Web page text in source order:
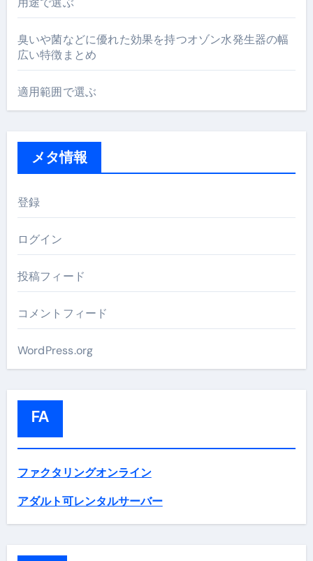
臭いや菌などに優れた効果を持つオゾン水発生器の幅
広い特徴まとめ
適用範囲で選ぶ
メタ情報
登録
ログイン
投稿フィード
コメントフィード
WordPress.org
FA
ファクタリングオンライン
アダルト可レンタルサーバー